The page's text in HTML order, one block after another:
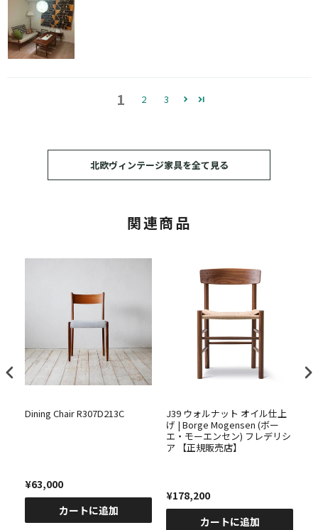
1 2 3
北欧ヴィンテージ家具を全て見る
関連商品
Dining Chair R307D213C
¥63,000
カートに追加
J39 ウォルナット オイル仕上
げ | Borge Mogensen (ボー
エ・モーエンセン) フレデリシ
ア 【正規販売店】
¥178,200
カートに追加